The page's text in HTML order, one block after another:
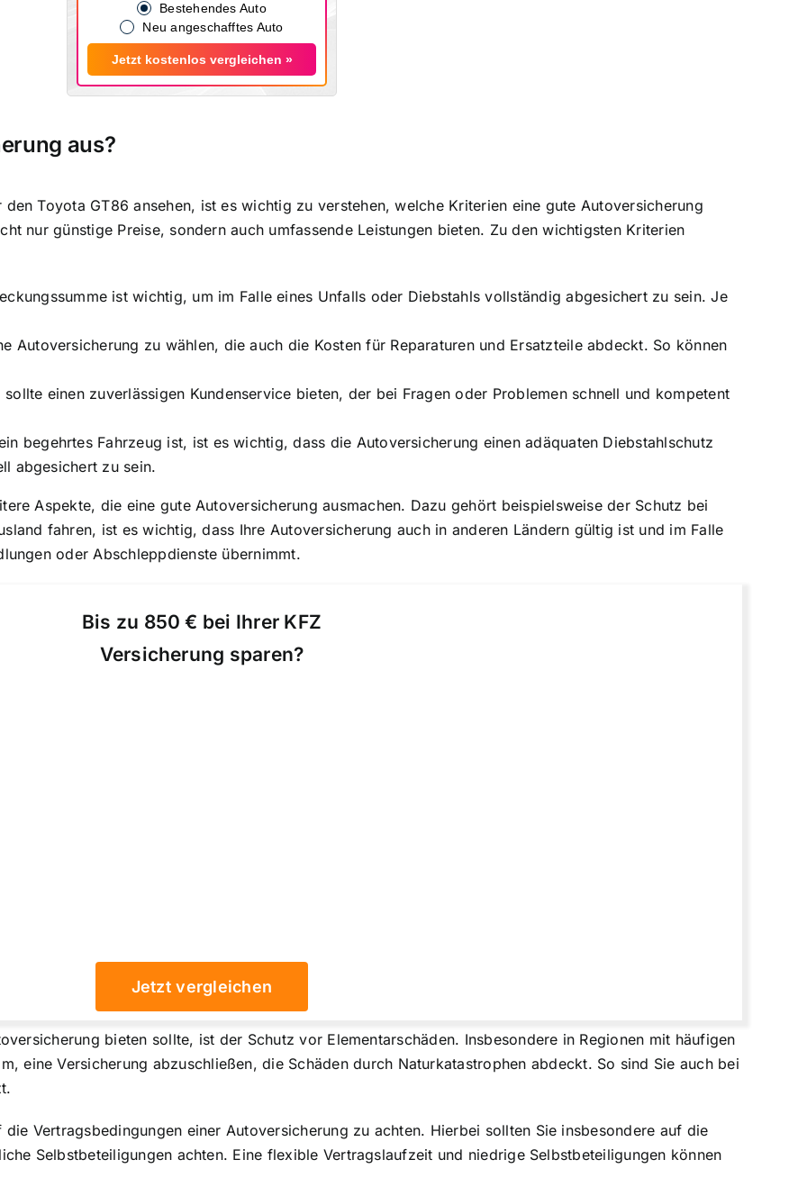
Bestehendes Auto
Neu angeschafftes Auto
Jetzt kostenlos vergleichen »
aus?
Toyota GT86 ansehen, ist es wichtig zu verstehen, welche Kriterien eine gute Autoversicherung
nur günstige Preise, sondern auch umfassende Leistungen bieten. Zu den wichtigsten Kriterien
ist wichtig, um im Falle eines Unfalls oder Diebstahls vollständig abgesichert zu sein. Je
Autoversicherung zu wählen, die auch die Kosten für Reparaturen und Ersatzteile abdeckt. So können
einen zuverlässigen Kundenservice bieten, der bei Fragen oder Problemen schnell und kompetent
begehrtes Fahrzeug ist, ist es wichtig, dass die Autoversicherung einen adäquaten Diebstahlschutz
abgesichert zu sein.
Aspekte, die eine gute Autoversicherung ausmachen. Dazu gehört beispielsweise der Schutz bei
fahren, ist es wichtig, dass Ihre Autoversicherung auch in anderen Ländern gültig ist und im Falle
oder Abschleppdienste übernimmt.
Bis zu 850 € bei Ihrer KFZ
Versicherung sparen?
Jetzt vergleichen
bieten sollte, ist der Schutz vor Elementarschäden. Insbesondere in Regionen mit häufigen
eine Versicherung abzuschließen, die Schäden durch Naturkatastrophen abdeckt. So sind Sie auch bei
Vertragsbedingungen einer Autoversicherung zu achten. Hierbei sollten Sie insbesondere auf die
Selbstbeteiligungen achten. Eine flexible Vertragslaufzeit und niedrige Selbstbeteiligungen können